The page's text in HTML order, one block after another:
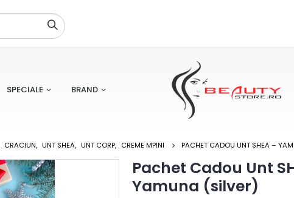
SPECIALE BRAND
CRACIUN, UNT SHEA, UNT CORP, CREME M?INI PACHET CADOU UNT SHEA –
Pachet Cadou Unt
Yamuna (silver)